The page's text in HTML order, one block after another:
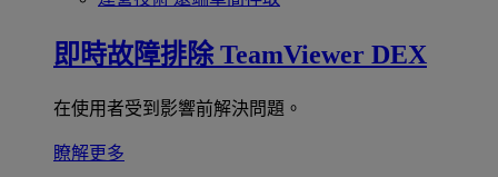
即時故障排除 TeamViewer DEX
在使用者受到影響前解決問題。
瞭解更多